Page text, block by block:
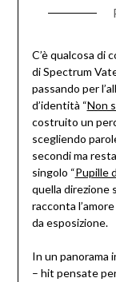
C’è qualcosa di
di Spectrum
passando per
d’identità “Non
costruito un
scegliendo
secondi ma
singolo “Pupille
quella direzione
racconta
da esposizione.
In un panorama
– hit pensate